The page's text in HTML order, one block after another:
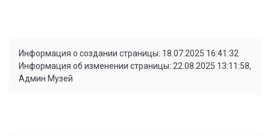
Информация о создании страницы: 18.07.2025 16:41:32
Информация об изменении страницы: 22.08.2025 13:11:58,
Админ Музей